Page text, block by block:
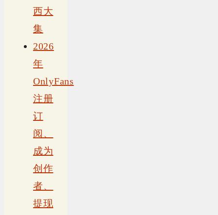
西大
集
2026
年
OnlyFans
注册
订
阅、
成为
创作
者、
提现